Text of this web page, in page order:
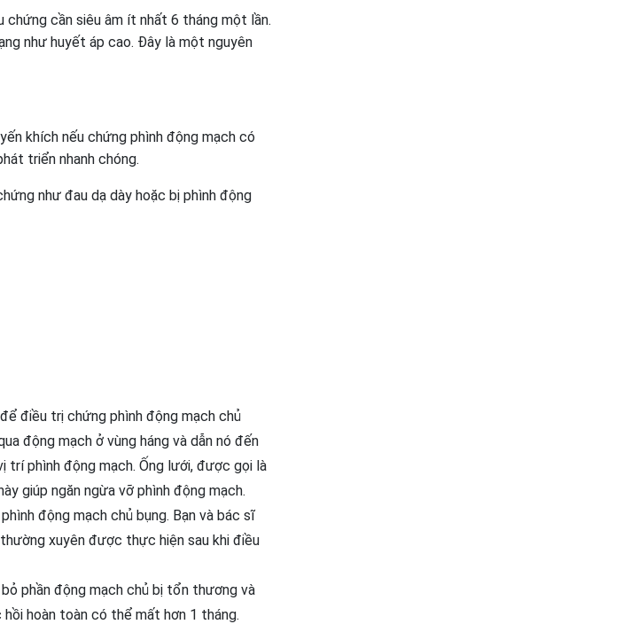
chứng cần siêu âm ít nhất 6 tháng một lần.
như huyết áp cao. Đây là một nguyên
khích nếu chứng phình động mạch có
triển nhanh chóng.
như đau dạ dày hoặc bị phình động
điều trị chứng phình động mạch chủ
động mạch ở vùng háng và dẫn nó đến
phình động mạch. Ống lưới, được gọi là
giúp ngăn ngừa vỡ phình động mạch.
động mạch chủ bụng. Bạn và bác sĩ
xuyên được thực hiện sau khi điều
phần động mạch chủ bị tổn thương và
hoàn toàn có thể mất hơn 1 tháng.